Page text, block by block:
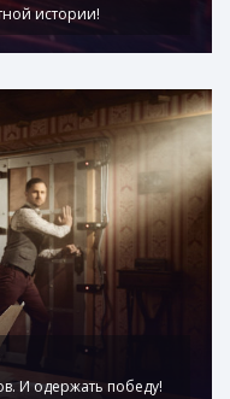
истории!
И одержать победу!